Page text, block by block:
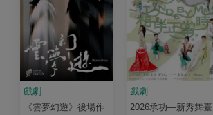
戲劇
《雲夢幻遊》後場作
戲劇
2026承功—新秀舞臺